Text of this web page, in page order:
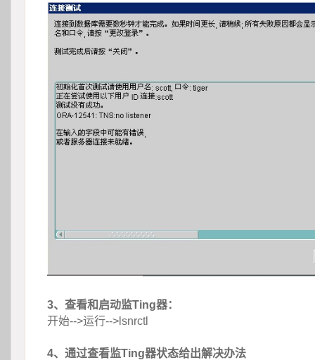
3、查看和启动监Ting器：
开始-->运行-->lsnrctl
4、通过查看监Ting器状态给出解决办法